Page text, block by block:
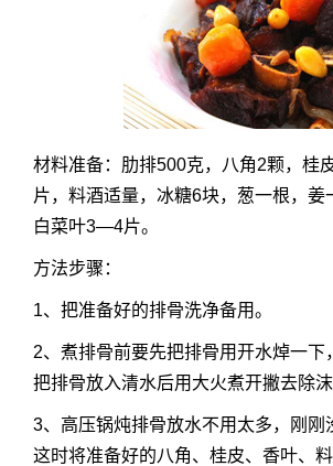
材料准备：肋排500克，八角2颗，桂
片，料酒适量，冰糖6块，葱一根，姜
白菜叶3—4片。
方法步骤：
1、把准备好的排骨洗净备用。
2、煮排骨前要先把排骨用开水焯一下
把排骨放入清水后用大火煮开撇去除
3、高压锅炖排骨放水不用太多，刚刚
这时将准备好的八角、桂皮、香叶、